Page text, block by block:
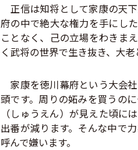
正信は知将として家康の天
府の中で絶大な権力を手にし
ことなく、己の立場をわきま
く武将の世界で生き抜き、大
家康を徳川幕府という大会
頭です。周りの妬みを買うの
（しゅうえん）が見えた頃に
出番が減ります。そんな中で
呼んで嫌います。